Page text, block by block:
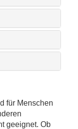
für Menschen
geeignet. Ob